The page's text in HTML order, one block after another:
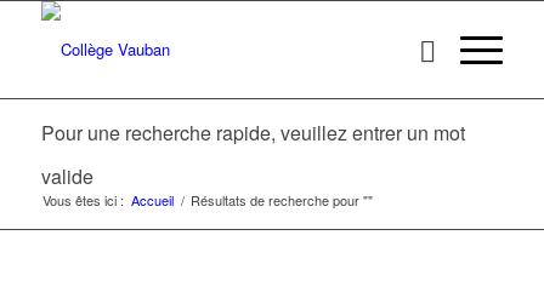
Pour une recherche rapide, veuillez entrer un mot
valide
Vous êtes ici : Accueil / Résultats de recherche pour ""